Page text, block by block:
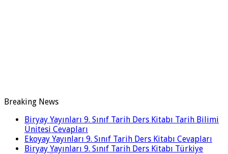
Breaking News
Biryay Yayınları 9. Sınıf Tarih Ders Kitabı Tarih Bilimi
Ünitesi Cevapları
Ekoyay Yayınları 9. Sınıf Tarih Ders Kitabı Cevapları
Biryay Yayınları 9. Sınıf Tarih Ders Kitabı Türkiye